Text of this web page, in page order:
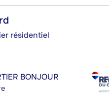
résidentiel
BONJOUR